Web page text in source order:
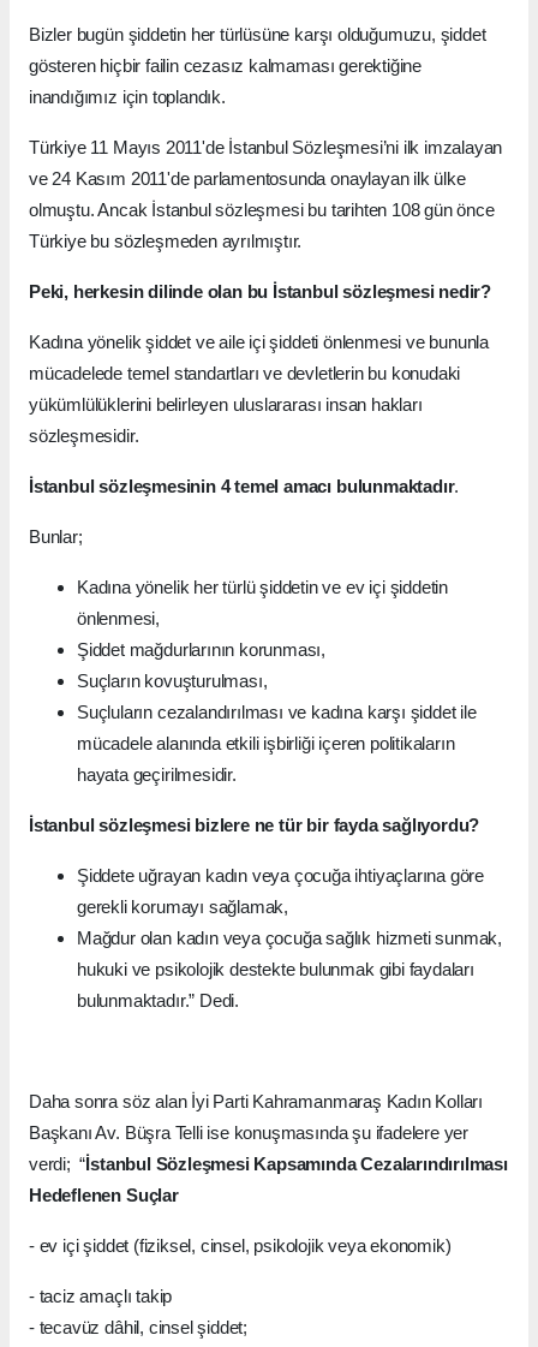
Bizler bugün şiddetin her türlüsüne karşı olduğumuzu, şiddet
gösteren hiçbir failin cezasız kalmaması gerektiğine
inandığımız için toplandık.
Türkiye 11 Mayıs 2011'de İstanbul Sözleşmesi’ni ilk imzalayan
ve 24 Kasım 2011'de parlamentosunda onaylayan ilk ülke
olmuştu. Ancak İstanbul sözleşmesi bu tarihten 108 gün önce
Türkiye bu sözleşmeden ayrılmıştır.
Peki, herkesin dilinde olan bu İstanbul sözleşmesi nedir?
Kadına yönelik şiddet ve aile içi şiddeti önlenmesi ve bununla
mücadelede temel standartları ve devletlerin bu konudaki
yükümlülüklerini belirleyen uluslararası insan hakları
sözleşmesidir.
İstanbul sözleşmesinin 4 temel amacı bulunmaktadır.
Bunlar;
Kadına yönelik her türlü şiddetin ve ev içi şiddetin
önlenmesi,
Şiddet mağdurlarının korunması,
Suçların kovuşturulması,
Suçluların cezalandırılması ve kadına karşı şiddet ile
mücadele alanında etkili işbirliği içeren politikaların
hayata geçirilmesidir.
İstanbul sözleşmesi bizlere ne tür bir fayda sağlıyordu?
Şiddete uğrayan kadın veya çocuğa ihtiyaçlarına göre
gerekli korumayı sağlamak,
Mağdur olan kadın veya çocuğa sağlık hizmeti sunmak,
hukuki ve psikolojik destekte bulunmak gibi faydaları
bulunmaktadır.” Dedi.
Daha sonra söz alan İyi Parti Kahramanmaraş Kadın Kolları
Başkanı Av. Büşra Telli ise konuşmasında şu ifadelere yer
verdi; “İstanbul Sözleşmesi Kapsamında Cezalarındırılması
Hedeflenen Suçlar
- ev içi şiddet (fiziksel, cinsel, psikolojik veya ekonomik)
- taciz amaçlı takip
- tecavüz dâhil, cinsel şiddet;